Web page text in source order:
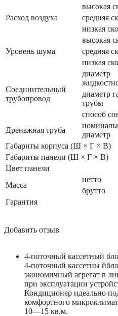
Расход воздуха
высокая
средняя
низкая
Уровень шума
высокая
средняя
низкая
Соединительный
трубопровод
диаметр
диаметр
трубы
способ
Дренажная труба
диаметр
Габариты корпуса (Ш × Г × В)
Габариты панели (Ш × Г × В)
Цвет панели
Масса
нетто
брутто
Гарантия
Добавить отзыв
4-поточный кассетный
4-поточный кассетны
экономичный агрегат в
при эксплуатации
Кондиционер идеально
комфортного
10—15 кв.м.